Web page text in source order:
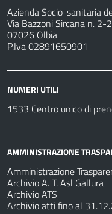
Azienda Socio-sanitaria
Via Bazzoni Sircana n. 2-
07026 Olbia
P.Iva 02891650901
NUMERI UTILI
1533 Centro unico di
AMMINISTRAZIONE
Amministrazione
Archivio A. T. Asl Gallura
Archivio ATS
Archivio atti fino al